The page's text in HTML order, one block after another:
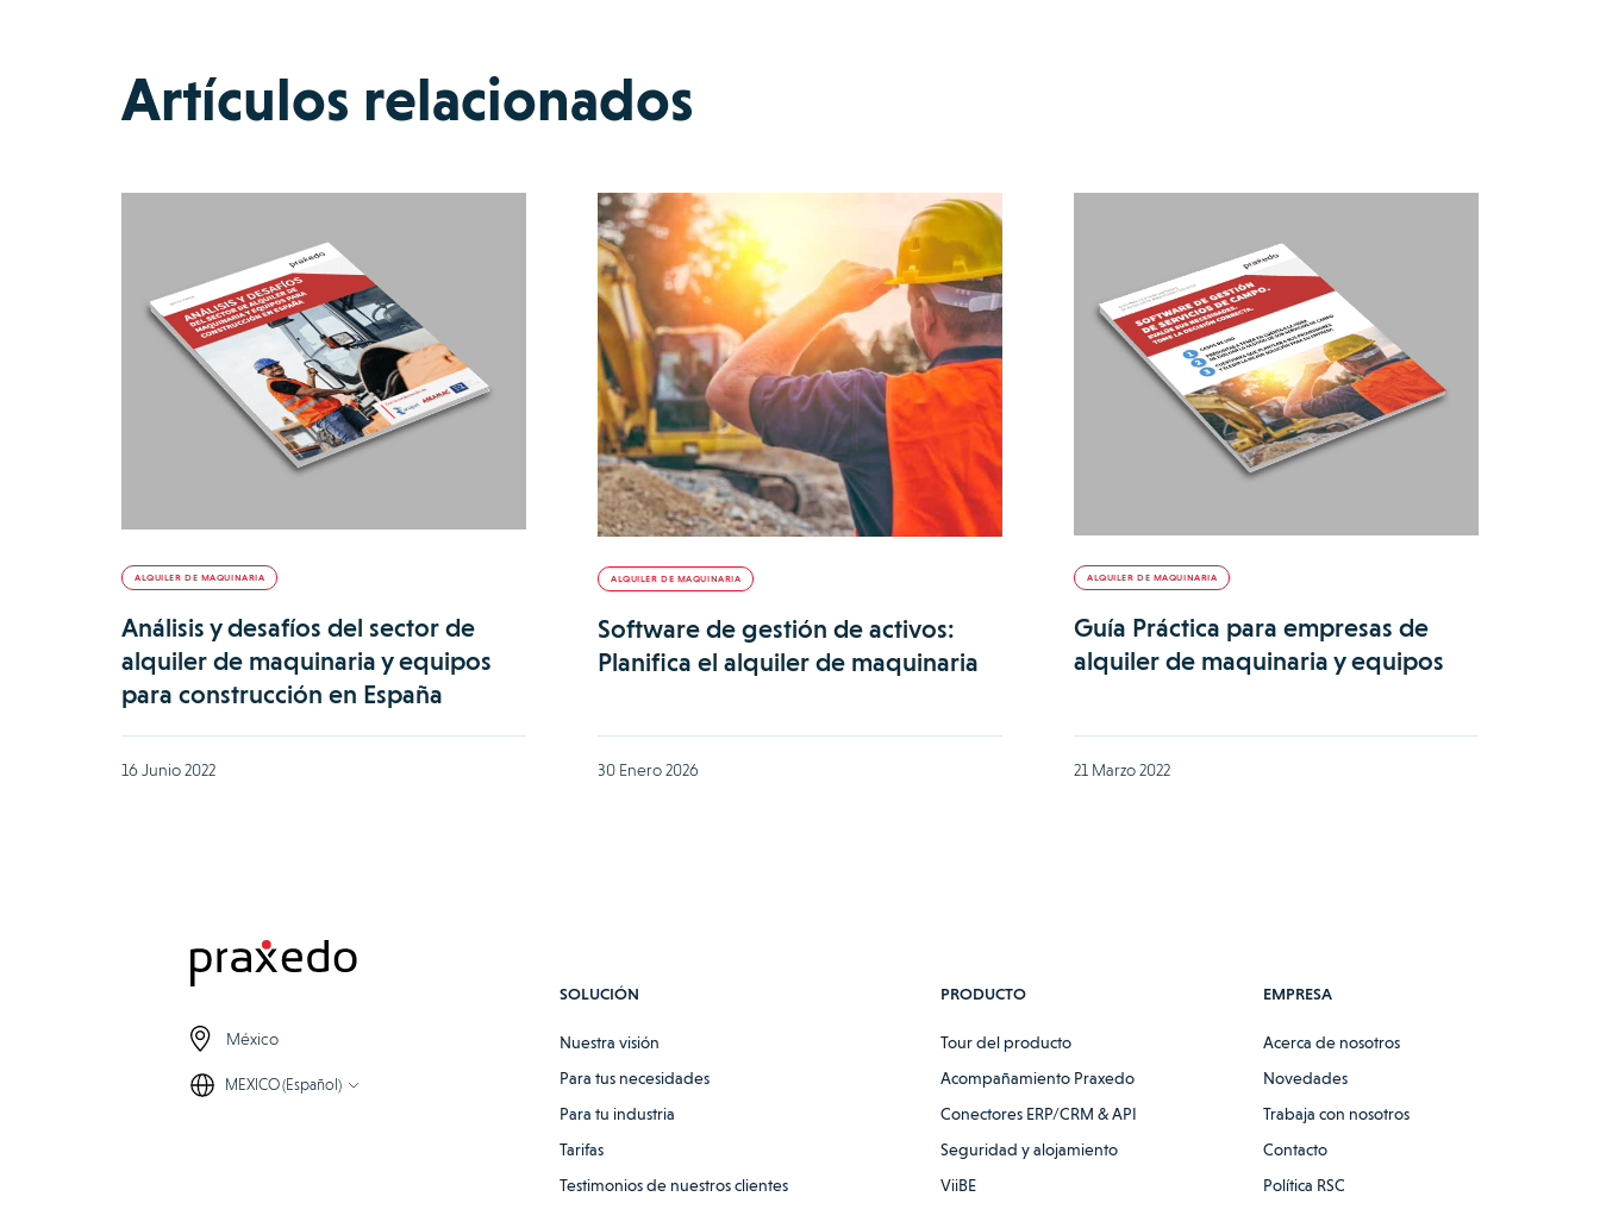
Artículos relacionados
ALQUILER DE MAQUINARIA
Análisis y desafíos del sector de
alquiler de maquinaria y equipos
para construcción en España
16 Junio 2022
ALQUILER DE MAQUINARIA
Software de gestión de activos:
Planifica el alquiler de maquinaria
30 Enero 2026
ALQUILER DE MAQUINARIA
Guía Práctica para empresas de
alquiler de maquinaria y equipos
21 Marzo 2022
México
MEXICO (Español)
SOLUCIÓN
Nuestra visión
Para tus necesidades
Para tu industria
Tarifas
Testimonios de nuestros clientes
PRODUCTO
Tour del producto
Acompañamiento Praxedo
Conectores ERP/CRM & API
Seguridad y alojamiento
ViiBE
EMPRESA
Acerca de nosotros
Novedades
Trabaja con nosotros
Contacto
Política RSC